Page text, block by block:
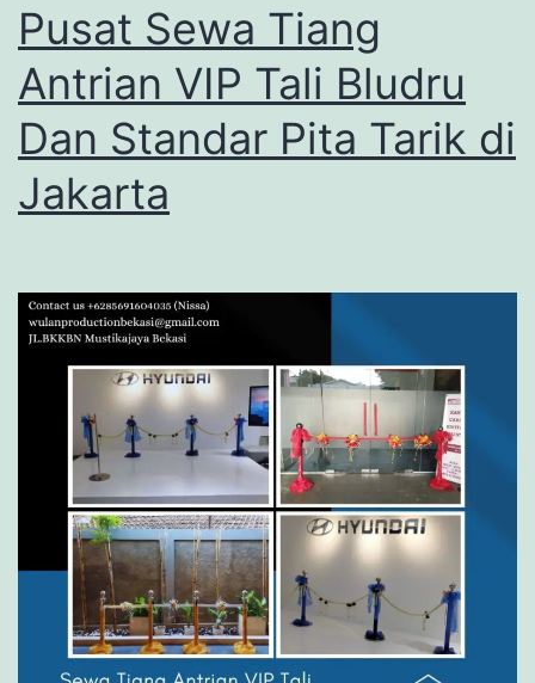
Pusat Sewa Tiang
Antrian VIP Tali Bludru
Dan Standar Pita Tarik di
Jakarta